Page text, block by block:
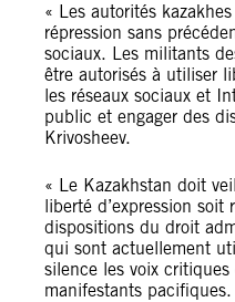
« Les autorités
répression sans
sociaux. Les militants
être autorisés à utiliser
les réseaux sociaux et
public et engager des
Krivosheev.
« Le Kazakhstan doit
liberté d’expression
dispositions du droit
qui sont actuellement
silence les voix
manifestants pacifiques.